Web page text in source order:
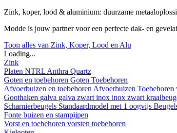
Zink, koper, lood & aluminium: duurzame
Modde is jouw partner voor een perfecte dak- en
Toon alles van Zink, Koper, Lood en Alu
Loading...
Zink
Platen NTRL Anthra Quartz
Goten en toebehoren Goten Toebehoren
Afvoerbuizen en toebehoren Afvoerbuizen Toebehoren
Goothaken galva galva zwart inox inox zwart
Scharnierbeugels Standaardmodel met 1 oogvijs
Fonte buizen en stampijpen
Vorst en toebehoren vorsten toebehoren